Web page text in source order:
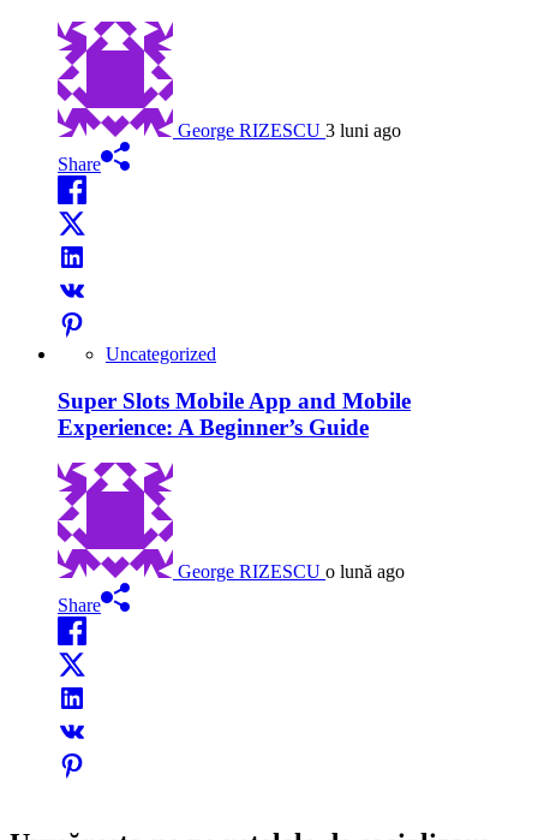
George RIZESCU 3 luni ago
Share
Uncategorized
Super Slots Mobile App and Mobile
Experience: A Beginner’s Guide
George RIZESCU o lună ago
Share